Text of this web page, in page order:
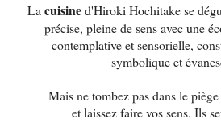
Lacuisined'Hiroki Hochitake se
précise, pleine de sens avec une
contemplative et sensorielle,
symbolique et
Mais ne tombez pas dans le
et laissez faire vos sens. Ils